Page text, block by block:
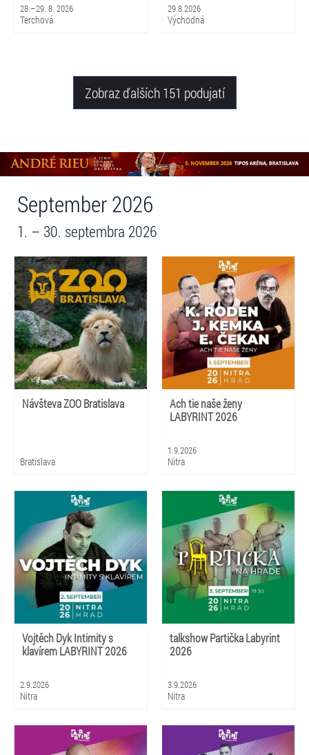
28.–29. 8. 2026
Terchová
29.8.2026
Východná
Zobraz ďalších 151 podujatí
September 2026
1. – 30. septembra 2026
Návšteva ZOO Bratislava
Bratislava
Ach tie naše ženy
LABYRINT 2026
1.9.2026
Nitra
Vojtěch Dyk Intimity s
klavírem LABYRINT 2026
2.9.2026
Nitra
talkshow Partička Labyrint
2026
3.9.2026
Nitra